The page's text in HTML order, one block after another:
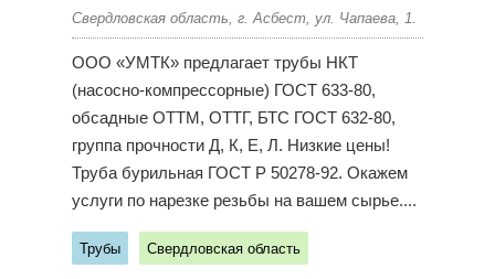
Свердловская область, г. Асбест, ул. Чапаева, 1.
ООО «УМТК» предлагает трубы НКТ
(насосно-компрессорные) ГОСТ 633-80,
обсадные ОТТМ, ОТТГ, БТС ГОСТ 632-80,
группа прочности Д, К, Е, Л. Низкие цены!
Труба бурильная ГОСТ Р 50278-92. Окажем
услуги по нарезке резьбы на вашем сырье....
Трубы Свердловская область